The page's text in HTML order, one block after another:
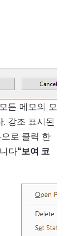
든 메모의 모
강조 표시된
로 클릭 한
다“보여 코